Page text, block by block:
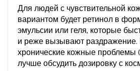
Для людей с чувствительной
вариантом будет ретинол в
эмульсии или геля, которые
и реже вызывают раздражение.
хронические кожные проблемы
лучше обсудить дозировку с